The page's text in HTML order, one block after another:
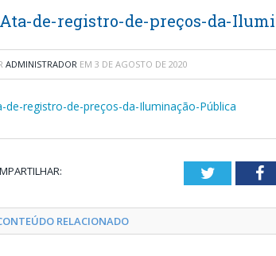
Ata-de-registro-de-preços-da-
ADMINISTRADOR EM 3 DE AGOSTO DE 2020
de-registro-de-preços-da-Iluminação-Pública
Twitter
RELACIONADO